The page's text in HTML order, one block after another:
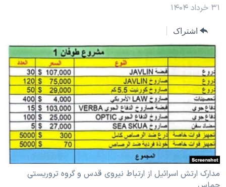
جهش
جستجو
ورزشی
گزیده‌ها
ویژه برنامه‌ها
ویدیوها
فرهنگ و زندگی
حقوق شهروندی
اقتصادی
علم و فناوری
اسرائیل در جنگ
گالری عکس
جام جهانی ۲۰۲۶
عملیات خشم حماسی
۲۵۰سالگی آمریکا
بایگانی برنامه‌های تلویزیونی
مستندها
انتخابات ریاست جمهوری آمریکا ۲۰۲۴
حمله جمهوری اسلامی به اسرائیل
رمز مهسا
ورزش زنان در ایران
اعتراضات زن، زندگی، آزادی
فرکانس‌های صدای آمریکا
پخش رادیویی
یادگیری زبان انگلیسی
دنبال کنید
زبانهای مختلف
۳۱ خرداد ۱۴۰۴
اشتراک
مدارک ارتش اسرائیل از ارتباط نیروی قدس و گروه تروریستی